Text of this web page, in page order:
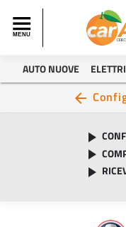
AUTO NUOVE
arrow_back
play_arrow
play_arrow
play_arrow